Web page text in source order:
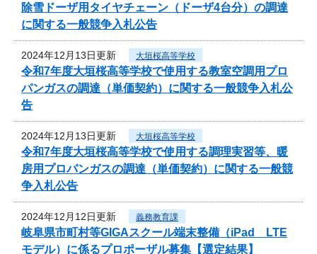
除雪ドーザ用タイヤチェーン（ドーザ4台分）の調達
に関する一般競争入札公告
2024年12月13日更新 大垣桜高等学校
令和7年度大垣桜高等学校で使用する教室空調用プロ
パンガスの調達（単価契約）に関する一般競争入札公
告
2024年12月13日更新 大垣桜高等学校
令和7年度大垣桜高等学校で使用する調理実習等、暖
房用プロパンガスの調達（単価契約）に関する一般競
争入札公告
2024年12月12日更新 義務教育課
岐阜県市町村等GIGAスクール端末整備（iPad LTE
モデル）に係るプロポーザル募集【選定結果】